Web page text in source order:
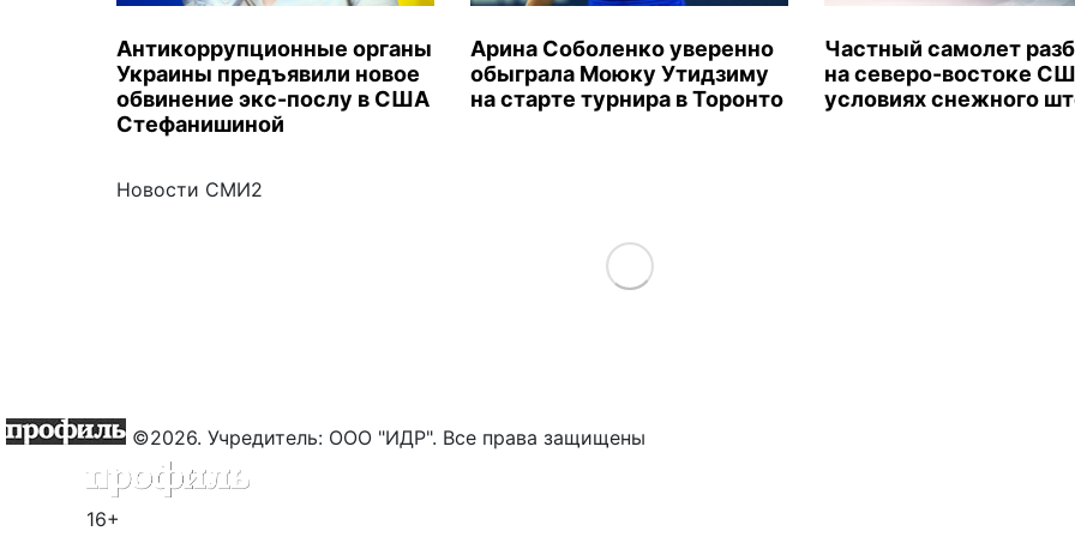
Антикоррупционные органы
Украины предъявили новое
обвинение экс-послу в США
Стефанишиной
Арина Соболенко уверенно
обыграла Моюку Утидзиму
на старте турнира в Торонто
Частный самолет
на северо-востоке
условиях снежного
Новости СМИ2
Load More
©2026. Учредитель: ООО "ИДР". Все права защищены
16+